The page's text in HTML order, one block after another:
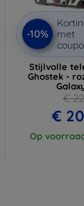
-10%
met
Stijlvolle
Ghostek -
€
€
Op